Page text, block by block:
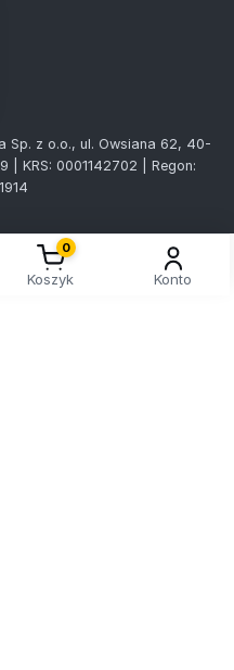
z o.o., ul. Owsiana 62, 40-
| KRS: 0001142702 | Regon:
0
Koszyk Konto